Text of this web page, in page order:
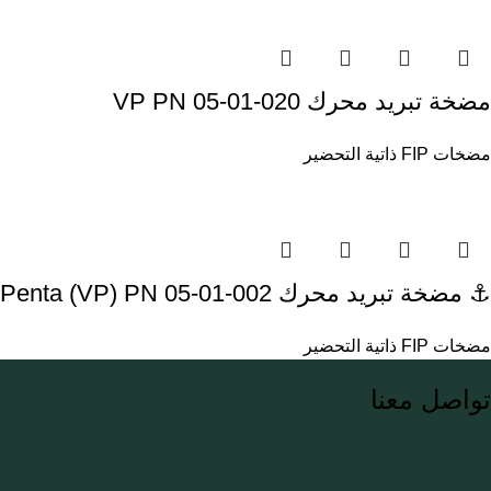
مضخة تبريد محرك VP PN 05-01-020
مضخات FIP ذاتية التحضير
⚓ مضخة تبريد محرك Volvo Penta (VP) PN 05-01-002
مضخات FIP ذاتية التحضير
تواصل معنا